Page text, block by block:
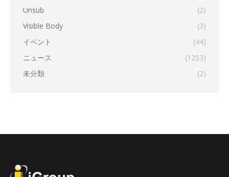
Unsub
(2)
Visible Body
(3)
イベント
(44)
ニュース
(1253)
未分類
(2)